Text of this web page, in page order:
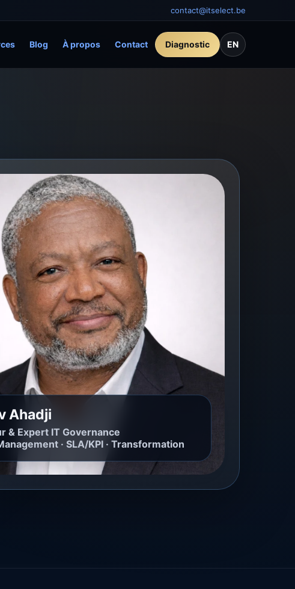
contact@itselect.be
Blog À propos Contact Diagnostic EN
Ahadji
& Expert IT Governance
· SLA/KPI · Transformation